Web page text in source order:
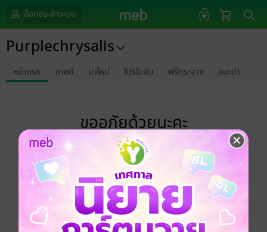
ล็อกอินเข้าระบบ
Purplechrysalis
หน้าแรก ขายดี มาใหม่ โปรโมชัน ฟรีกระจาย แนะนำ
ขออภัยด้วยนะคะ
ไม่พบข้อมูลในหัวข้อที่คุณกำลังชมค่ะ